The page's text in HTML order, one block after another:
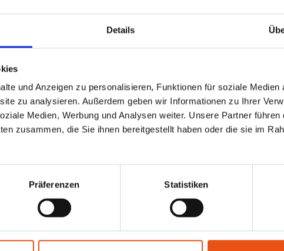
Details
und Anzeigen zu personalisieren, Funktionen für soziale Medien
zu analysieren. Außerdem geben wir Informationen zu Ihrer
Medien, Werbung und Analysen weiter. Unsere Partner führen
zusammen, die Sie ihnen bereitgestellt haben oder die sie im
Präferenzen Statistiken